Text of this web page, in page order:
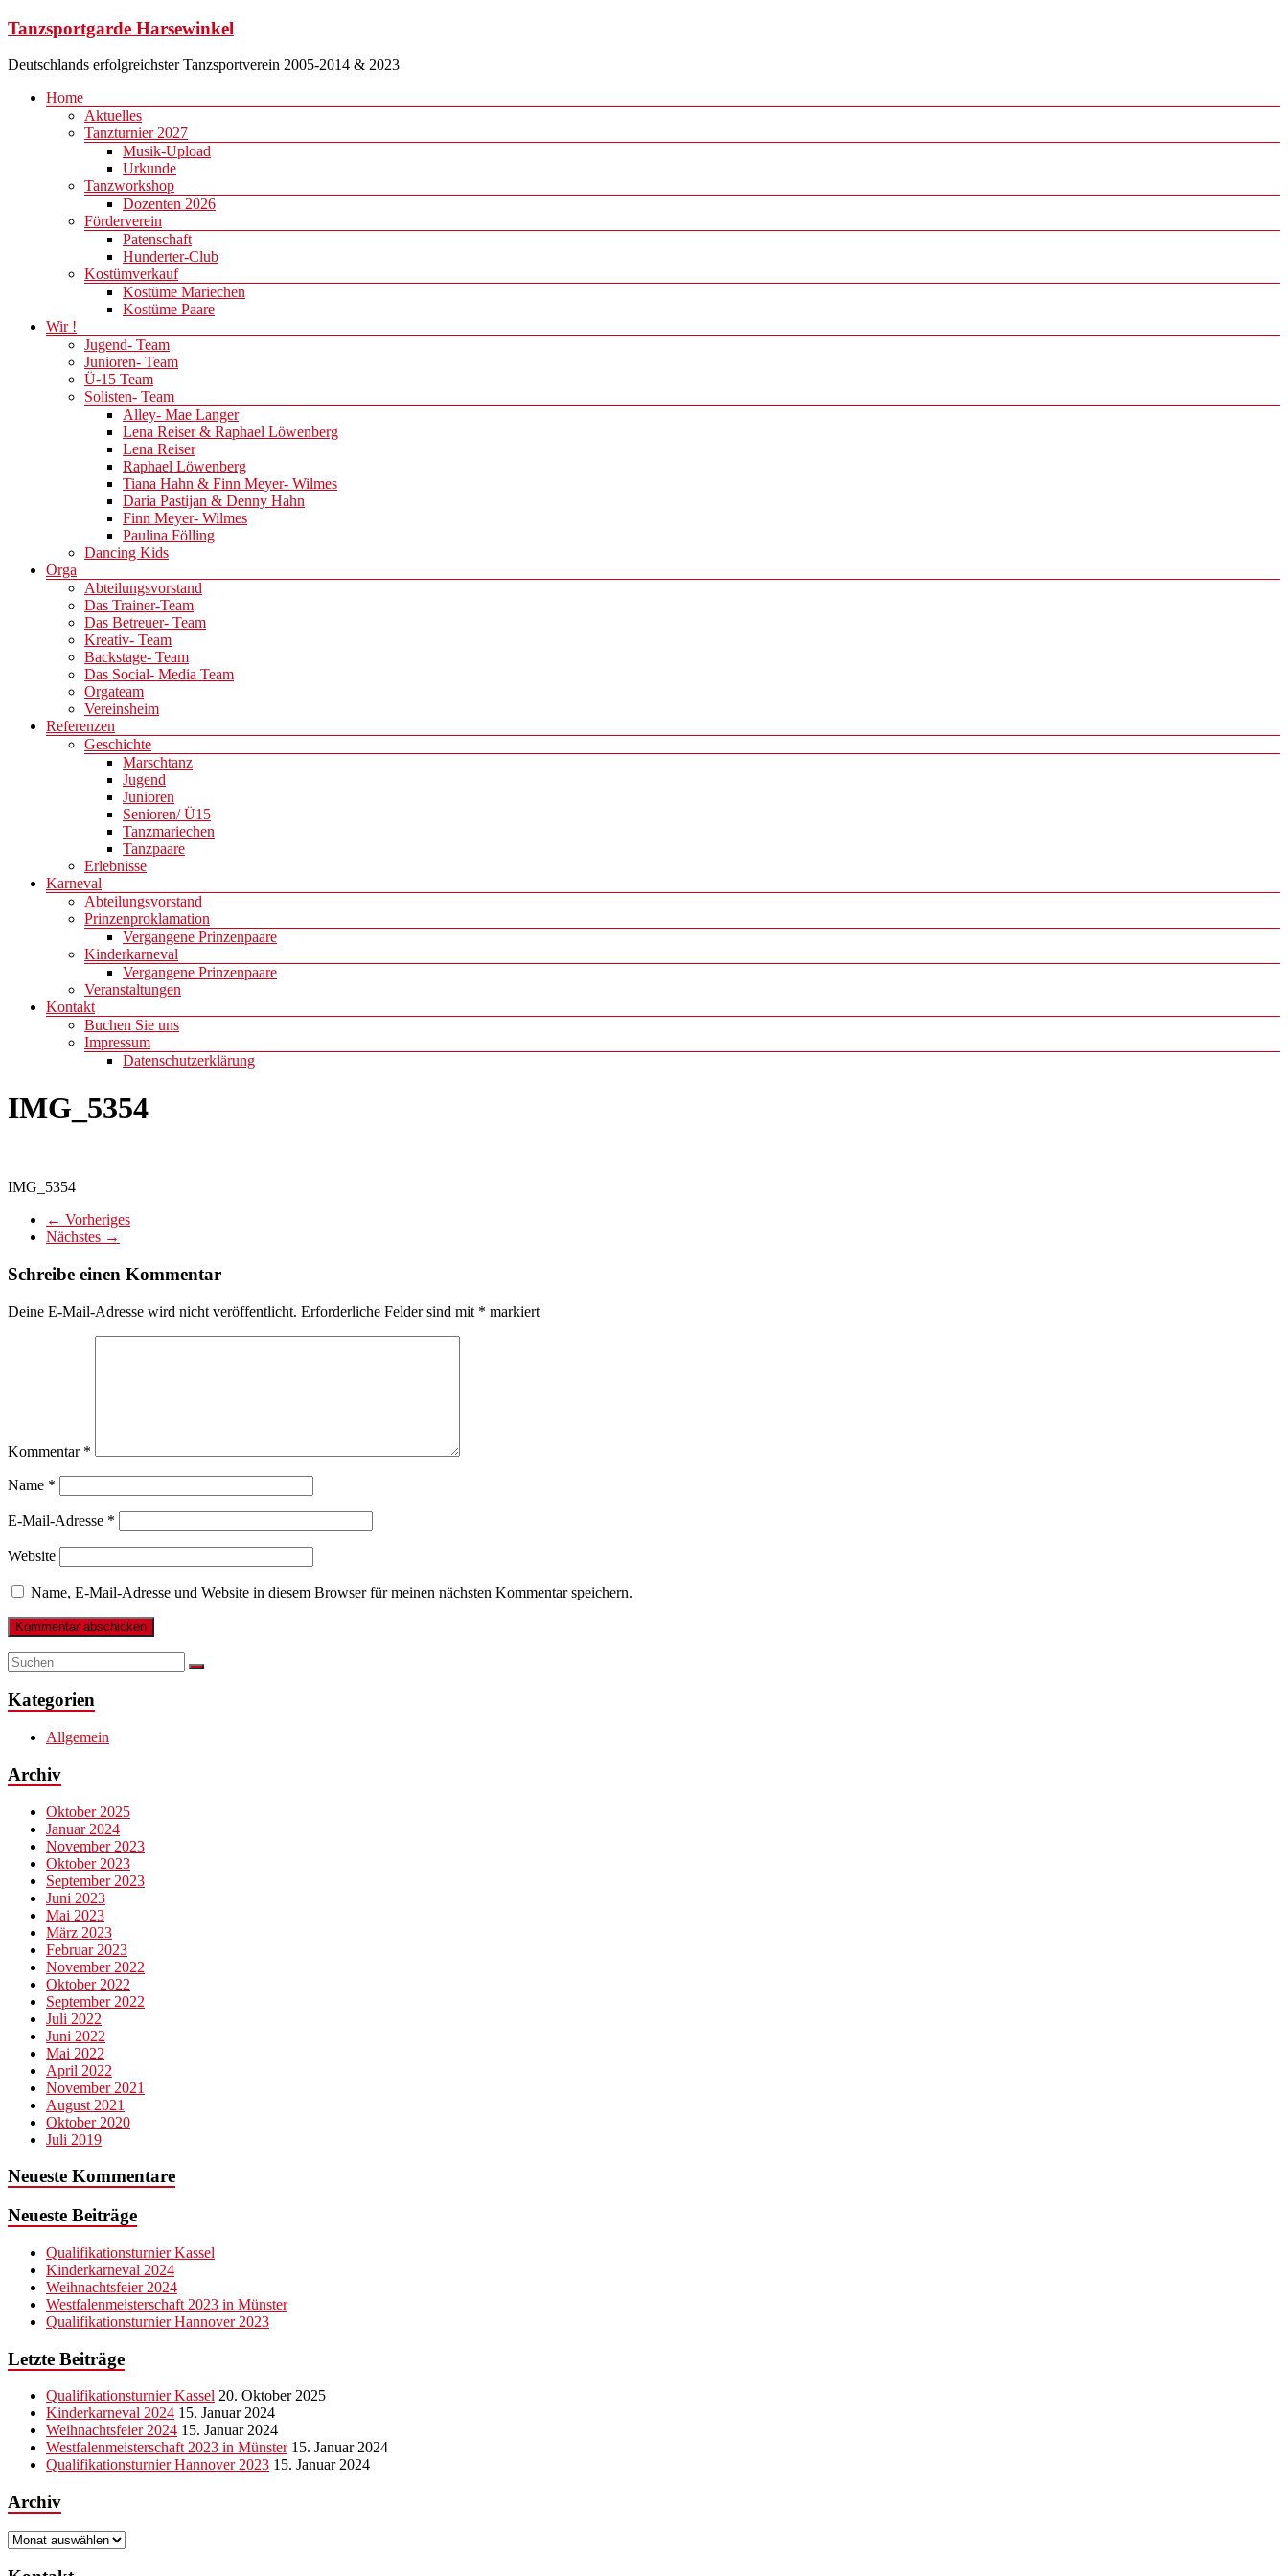
Zum
springen
Tanzsportgarde Harsewinkel
Deutschlands erfolgreichster Tanzsportverein 2005-2014 & 2023
Menü
Home
Aktuelles
Tanzturnier 2027
Musik-Upload
Urkunde
Tanzworkshop
Dozenten 2026
Förderverein
Patenschaft
Hunderter-Club
Kostümverkauf
Kostüme Mariechen
Kostüme Paare
Wir !
Jugend- Team
Junioren- Team
Ü-15 Team
Solisten- Team
Alley- Mae Langer
Lena Reiser & Raphael Löwenberg
Lena Reiser
Raphael Löwenberg
Tiana Hahn & Finn Meyer- Wilmes
Daria Pastijan & Denny Hahn
Finn Meyer- Wilmes
Paulina Fölling
Dancing Kids
Orga
Abteilungsvorstand
Das Trainer-Team
Das Betreuer- Team
Kreativ- Team
Backstage- Team
Das Social- Media Team
Orgateam
Vereinsheim
Referenzen
Geschichte
Marschtanz
Jugend
Junioren
Senioren/ Ü15
Tanzmariechen
Tanzpaare
Erlebnisse
Karneval
Abteilungsvorstand
Prinzenproklamation
Vergangene Prinzenpaare
Kinderkarneval
Vergangene Prinzenpaare
Veranstaltungen
Kontakt
Buchen Sie uns
Impressum
Datenschutzerklärung
IMG_5354
IMG_5354
← Vorheriges
Nächstes →
Schreibe einen Kommentar
Deine E-Mail-Adresse wird nicht veröffentlicht. Erforderliche Felder sind mit * markiert
Kommentar *
Name *
E-Mail-Adresse *
Website
Name, E-Mail-Adresse und Website in diesem Browser für meinen nächsten Kommentar speichern.
Kategorien
Allgemein
Archiv
Oktober 2025
Januar 2024
November 2023
Oktober 2023
September 2023
Juni 2023
Mai 2023
März 2023
Februar 2023
November 2022
Oktober 2022
September 2022
Juli 2022
Juni 2022
Mai 2022
April 2022
November 2021
August 2021
Oktober 2020
Juli 2019
Neueste Kommentare
Neueste Beiträge
Qualifikationsturnier Kassel
Kinderkarneval 2024
Weihnachtsfeier 2024
Westfalenmeisterschaft 2023 in Münster
Qualifikationsturnier Hannover 2023
Letzte Beiträge
Qualifikationsturnier Kassel 20. Oktober 2025
Kinderkarneval 2024 15. Januar 2024
Weihnachtsfeier 2024 15. Januar 2024
Westfalenmeisterschaft 2023 in Münster 15. Januar 2024
Qualifikationsturnier Hannover 2023 15. Januar 2024
Archiv
Archiv